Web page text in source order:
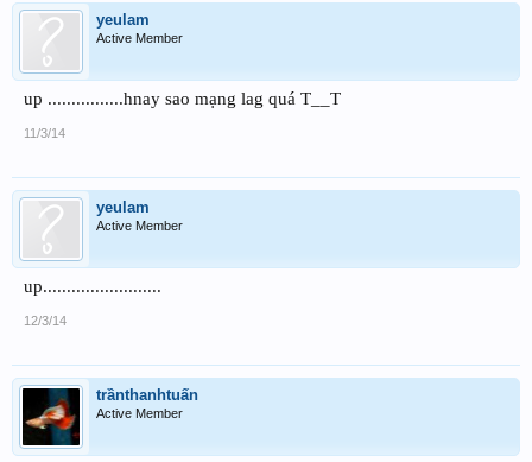
yeulam
Active Member
up ................hnay sao mạng lag quá T__T
11/3/14
yeulam
Active Member
up.........................
12/3/14
trầnthanhtuấn
Active Member